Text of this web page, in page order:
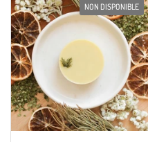
NON DISPONIBLE